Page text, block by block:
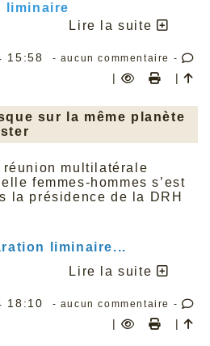
liminaire
Lire la suite
15:58 - aucun commentaire -
| |
sur la même planète
multilatérale
femmes-hommes s’est
la présidence de la DRH
liminaire...
Lire la suite
18:10 - aucun commentaire -
| |